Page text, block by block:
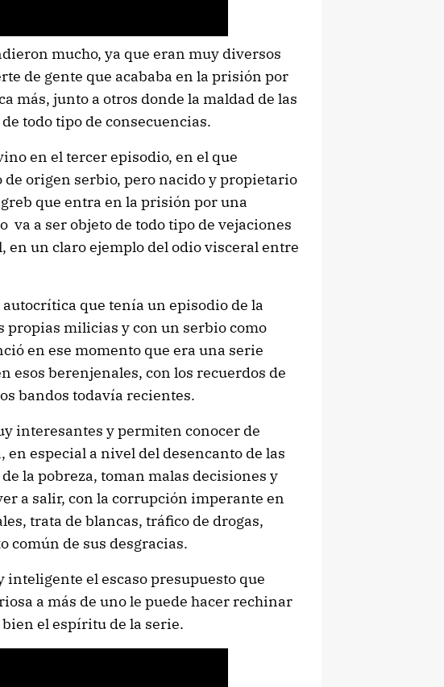
mucho, ya que eran muy diversos
de gente que acababa en la prisión por
más, junto a otros donde la maldad de las
todo tipo de consecuencias.
en el tercer episodio, en el que
origen serbio, pero nacido y propietario
que entra en la prisión por una
a ser objeto de todo tipo de vejaciones
en un claro ejemplo del odio visceral entre
que tenía un episodio de la
propias milicias y con un serbio como
en ese momento que era una serie
esos berenjenales, con los recuerdos de
bandos todavía recientes.
interesantes y permiten conocer de
especial a nivel del desencanto de las
la pobreza, toman malas decisiones y
a salir, con la corrupción imperante en
trata de blancas, tráfico de drogas,
común de sus desgracias.
el escaso presupuesto que
a más de uno le puede hacer rechinar
el espíritu de la serie.